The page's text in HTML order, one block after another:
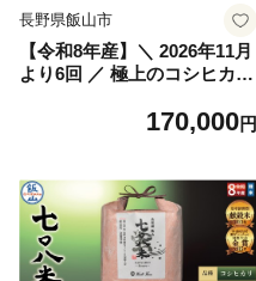
長野県飯山市
【令和8年産】＼ 2026年11月
より6回 ／ 極上のコシヒカリ
【蛍】定期便 5kg×6回 (By-0
170,000円